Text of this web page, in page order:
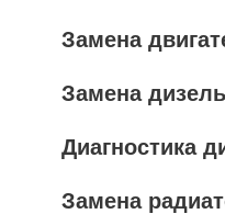
Замена
Замена
Диагностика
Замена